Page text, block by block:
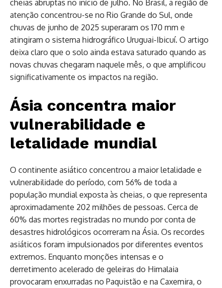
cheias abruptas no início de julho. No Brasil, a região de
atenção concentrou-se no Rio Grande do Sul, onde
chuvas de junho de 2025 superaram os 170 mm e
atingiram o sistema hidrográfico Uruguai-Ibicuí. O artigo
deixa claro que o solo ainda estava saturado quando as
novas chuvas chegaram naquele mês, o que amplificou
significativamente os impactos na região.
Ásia concentra maior
vulnerabilidade e
letalidade mundial
O continente asiático concentrou a maior letalidade e
vulnerabilidade do período, com 56% de toda a
população mundial exposta às cheias, o que representa
aproximadamente 202 milhões de pessoas. Cerca de
60% das mortes registradas no mundo por conta de
desastres hidrológicos ocorreram na Ásia. Os recordes
asiáticos foram impulsionados por diferentes eventos
extremos. Enquanto monções intensas e o
derretimento acelerado de geleiras do Himalaia
provocaram enxurradas no Paquistão e na Caxemira, o